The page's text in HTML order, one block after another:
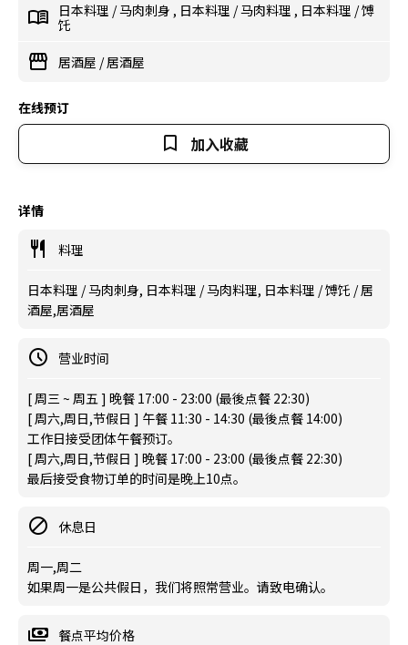
日本料理 /马肉刺身 , 日本料理 /马肉料理 , 日本料理 /馎
饦
居酒屋 /居酒屋
在线预订
加入收藏
详情
料理
日本料理 / 马肉刺身, 日本料理 / 马肉料理, 日本料理 / 馎饦 / 居
酒屋,居酒屋
营业时间
[ 周三 ~ 周五 ] 晚餐 17:00 - 23:00 (最後点餐 22:30)
[ 周六,周日,节假日 ] 午餐 11:30 - 14:30 (最後点餐 14:00)
工作日接受团体午餐预订。
[ 周六,周日,节假日 ] 晚餐 17:00 - 23:00 (最後点餐 22:30)
最后接受食物订单的时间是晚上10点。
休息日
周一,周二
如果周一是公共假日，我们将照常营业。请致电确认。
餐点平均价格